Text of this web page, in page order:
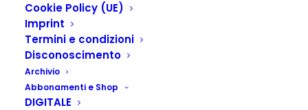
Cookie Policy (UE)
Imprint
Termini e condizioni
Disconoscimento
Archivio
Abbonamenti e Shop
DIGITALE